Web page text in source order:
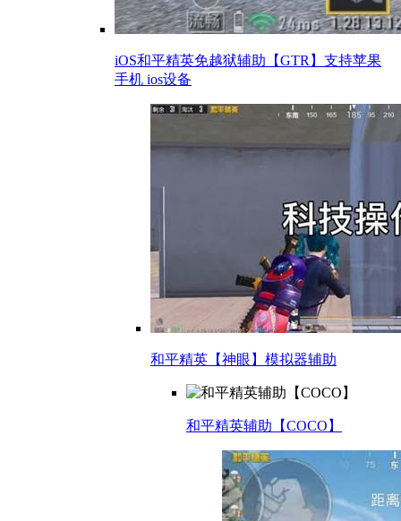
iOS和平精英免越狱辅助【GTR】支持苹果
手机 ios设备
和平精英【神眼】模拟器辅助
和平精英辅助【COCO】